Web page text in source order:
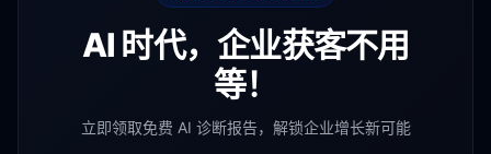
AI 时代，企业获客不用
等！
立即领取免费 AI 诊断报告，解锁企业增长新可能